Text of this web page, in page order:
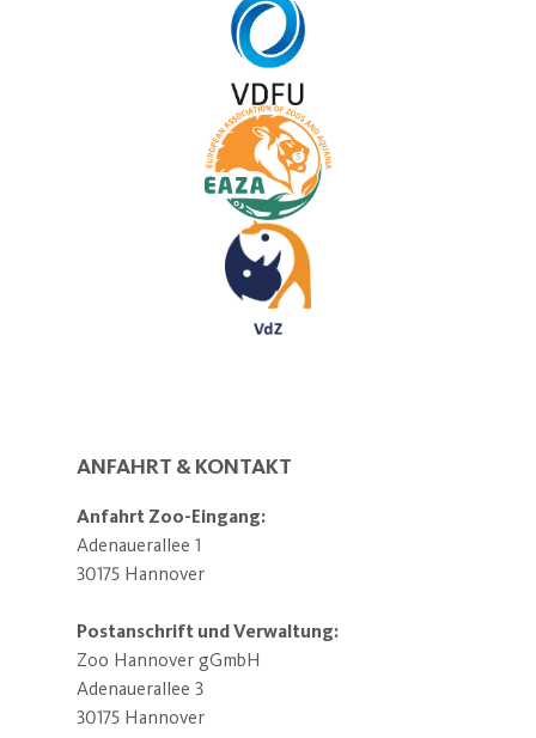
ANFAHRT & KONTAKT
Anfahrt Zoo-Eingang:
Adenauerallee 1
30175 Hannover
Postanschrift und Verwaltung:
Zoo Hannover gGmbH
Adenauerallee 3
30175 Hannover